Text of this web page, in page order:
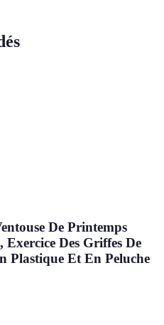
De Printemps
Des Griffes De
Plastique Et En Peluche